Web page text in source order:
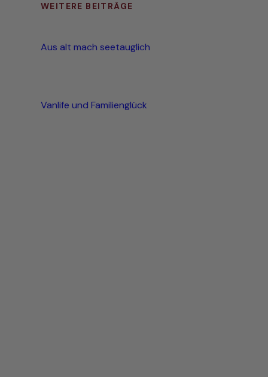
WEITERE BEITRÄGE
Aus alt mach seetauglich
Vanlife und Familienglück